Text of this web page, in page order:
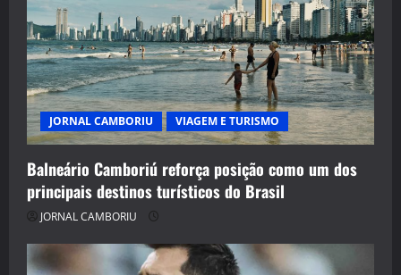
JORNAL CAMBORIU VIAGEM E TURISMO
Balneário Camboriú reforça posição como um dos
principais destinos turísticos do Brasil
JORNAL CAMBORIU